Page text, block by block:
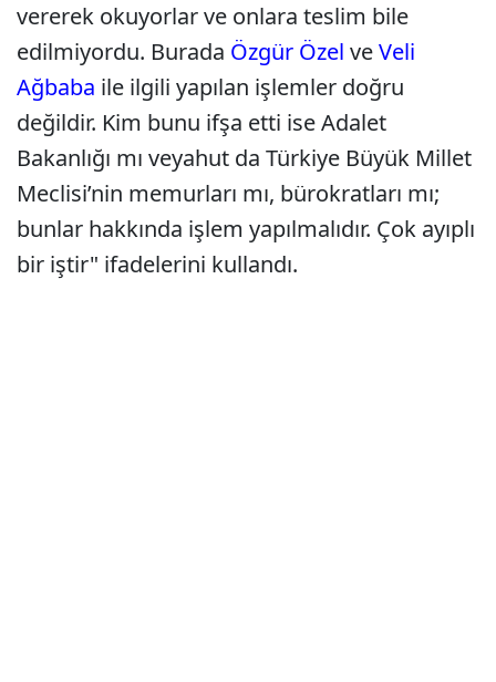
vererek okuyorlar ve onlara teslim bile
edilmiyordu. Burada Özgür Özel veVeli
Ağbaba ile ilgili yapılan işlemler doğru
değildir. Kim bunu ifşa etti ise Adalet
Bakanlığı mı veyahut da Türkiye Büyük Millet
Meclisi’nin memurları mı, bürokratları mı;
bunlar hakkında işlem yapılmalıdır. Çok ayıplı
bir iştir" ifadelerini kullandı.